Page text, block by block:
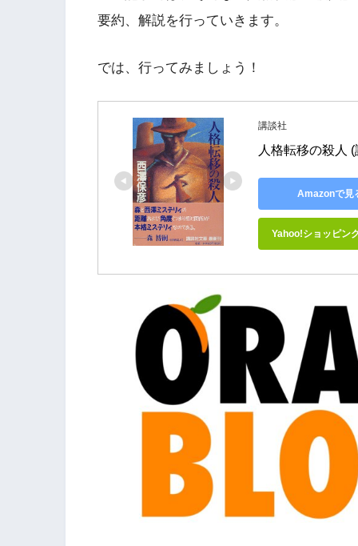
要約、解説を行っていきます。
では、行ってみましょう！
講談社
人格転移の殺人
Amazonで見
Yahoo!ショッピン